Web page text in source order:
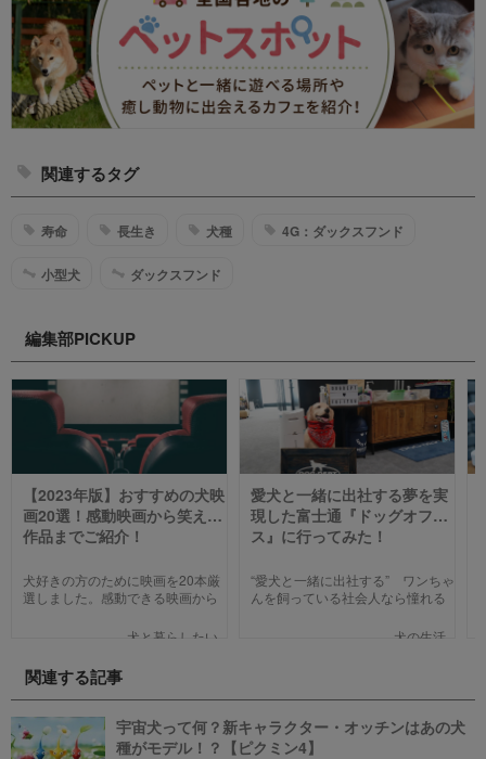
関連するタグ
寿命 長生き 犬種 4G：ダックスフンド
小型犬 ダックスフンド
編集部PICKUP
【2023年版】おすすめの犬映
画20選！感動映画から笑える
作品までご紹介！
犬好きの方のために映画を20本厳
選しました。感動できる映画から
で、犬の名作映画を邦画7本,洋画7
ぞれの映画の魅力やあらすじを短
い文章で簡潔に紹介しています。
映画選びの参考にしていただけれ
ばと思います。
犬と暮らしたい
愛犬と一緒に出社する夢を実
現した富士通『ドッグオフィ
ス』に行ってみた！
“愛犬と一緒に出社する” ワンちゃ
んを飼っている社会人なら憧れる
そんな夢のような取り組みを富士
新たに設立された【ドッグオフィ
ス】を取材してきました！
犬の生活
関連する記事
宇宙犬って何？新キャラクター・オッチンはあの犬
種がモデル！？【ピクミン4】